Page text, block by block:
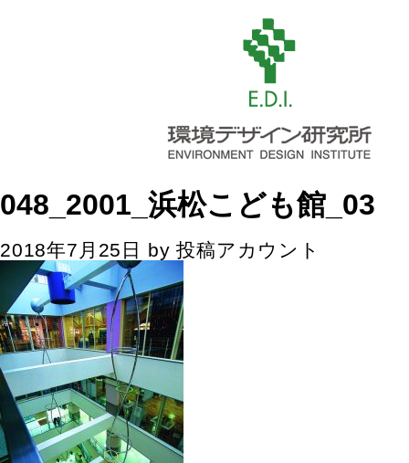
048_2001_浜松こども館_03
2018年7月25日 by投稿アカウント